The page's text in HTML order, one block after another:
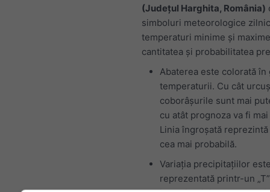
(Județul Harghita, România)
simboluri meteorologice
temperaturi minime și
cantitatea și probabilitatea
Abaterea este colorată în
temperaturii. Cu cât
coborâșurile sunt mai
cu atât prognoza va fi
Linia îngroșată
cea mai probabilă.
Variația precipitațiilor
reprezentată printr-un